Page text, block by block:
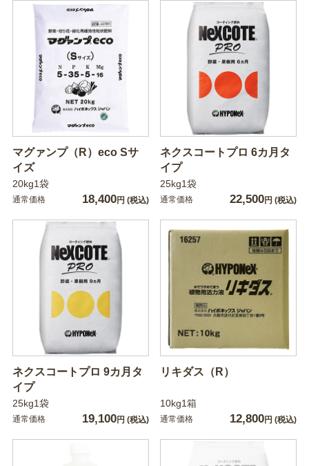
マグァンプ（R）eco Sサ
イズ
20kg1袋
通常価格 18,400円 (税込)
ネクスコートプロ 6カ月タ
イプ
25kg1袋
通常価格 22,500円 (税込)
ネクスコートプロ 9カ月タ
イプ
25kg1袋
通常価格 19,100円 (税込)
リキダス（R）
10kg1箱
通常価格 12,800円 (税込)